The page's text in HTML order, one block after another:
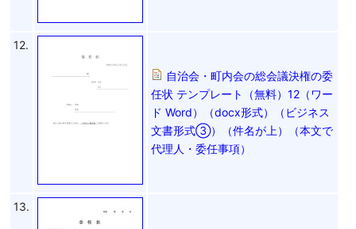
12.
自治会・町内会の総会議決権の委
任状 テンプレート（無料）12（ワー
ド Word）（docx形式）（ビジネス
文書形式③）（件名が上）（本文で
代理人・委任事項）
13.